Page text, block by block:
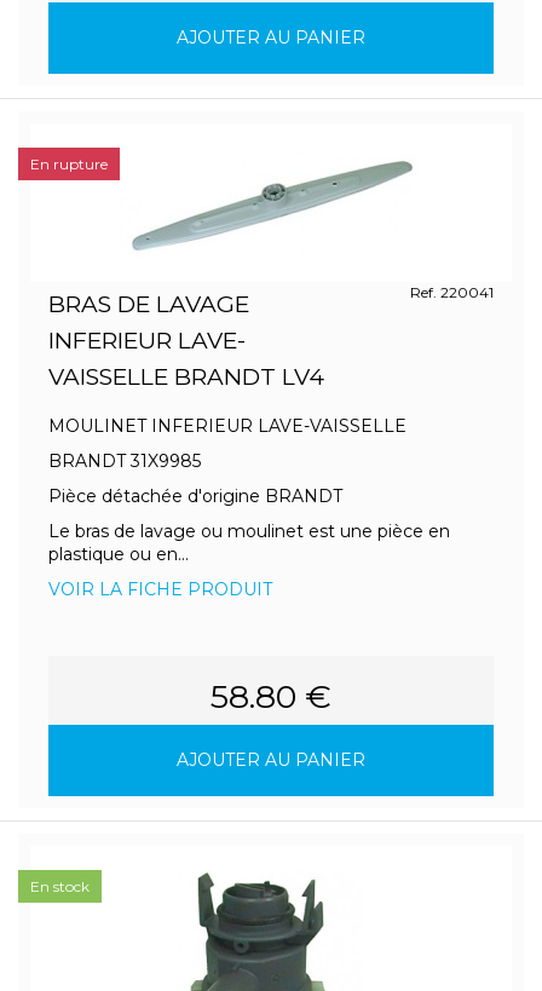
AJOUTER AU PANIER
BRAS DE LAVAGE
INFERIEUR LAVE-
VAISSELLE BRANDT LV4
Ref. 220041
MOULINET INFERIEUR LAVE-VAISSELLE
BRANDT 31X9985
Pièce détachée d'origine BRANDT
Le bras de lavage ou moulinet est une pièce en
plastique ou en...
VOIR LA FICHE PRODUIT
58.80 €
AJOUTER AU PANIER
En rupture
En stock